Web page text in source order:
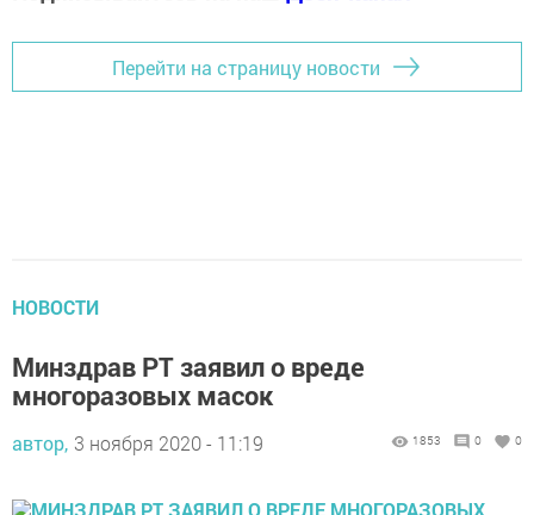
Перейти на страницу новости
НОВОСТИ
Минздрав РТ заявил о вреде
многоразовых масок
автор, 3 ноября 2020 - 11:19 1853 0 0